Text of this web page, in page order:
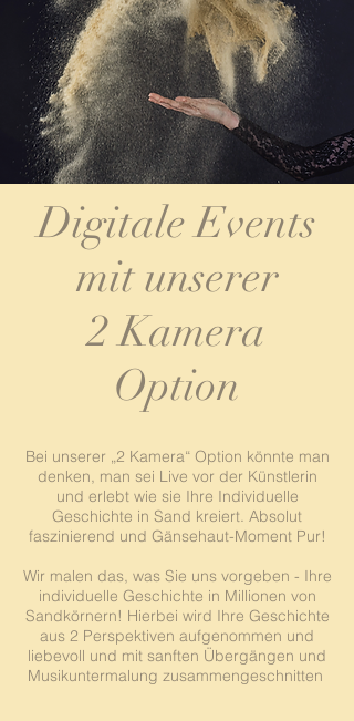
Digitale Events
mit unserer
2 Kamera
Option
Bei unserer „2 Kamera“ Option könnte man
denken, man sei Live vor der Künstlerin
und erlebt wie sie Ihre Individuelle
Geschichte in Sand kreiert. Absolut
faszinierend und Gänsehaut-Moment Pur!
Wir malen das, was Sie uns vorgeben - Ihre
individuelle Geschichte in Millionen von
Sandkörnern! Hierbei wird Ihre Geschichte
aus 2 Perspektiven aufgenommen und
liebevoll und mit sanften Übergängen und
Musikuntermalung zusammengeschnitten